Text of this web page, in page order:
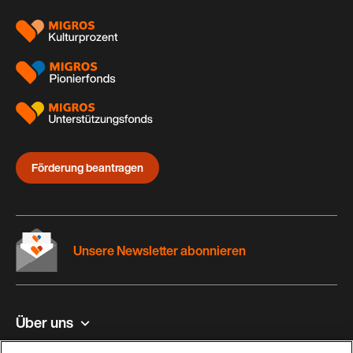
Förderung beantragen
Über uns
Unsere Newsletter abonnieren